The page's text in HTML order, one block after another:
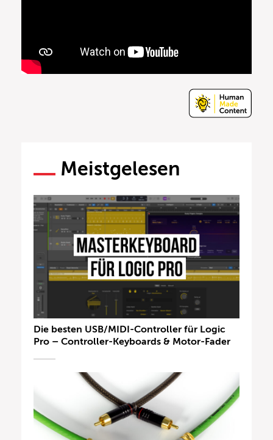
Meistgelesen
Die besten USB/MIDI-Controller für Logic
Pro – Controller-Keyboards & Motor-Fader